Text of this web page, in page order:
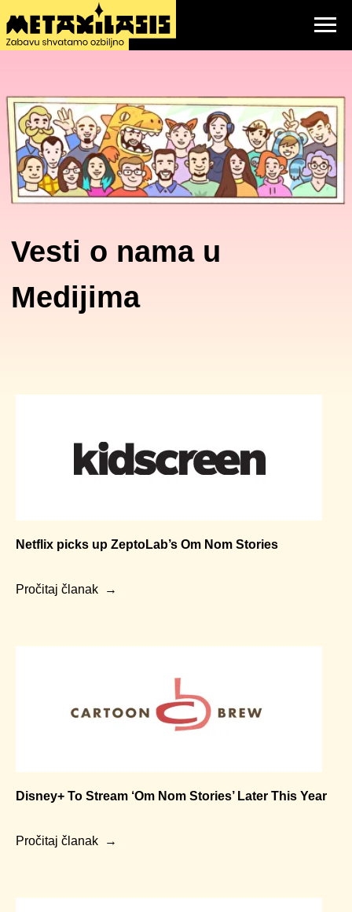
Vesti o nama u
Medijima
Netflix picks up ZeptoLab’s Om Nom Stories
Pročitaj članak
Disney+ To Stream ‘Om Nom Stories’ Later This Year
Pročitaj članak